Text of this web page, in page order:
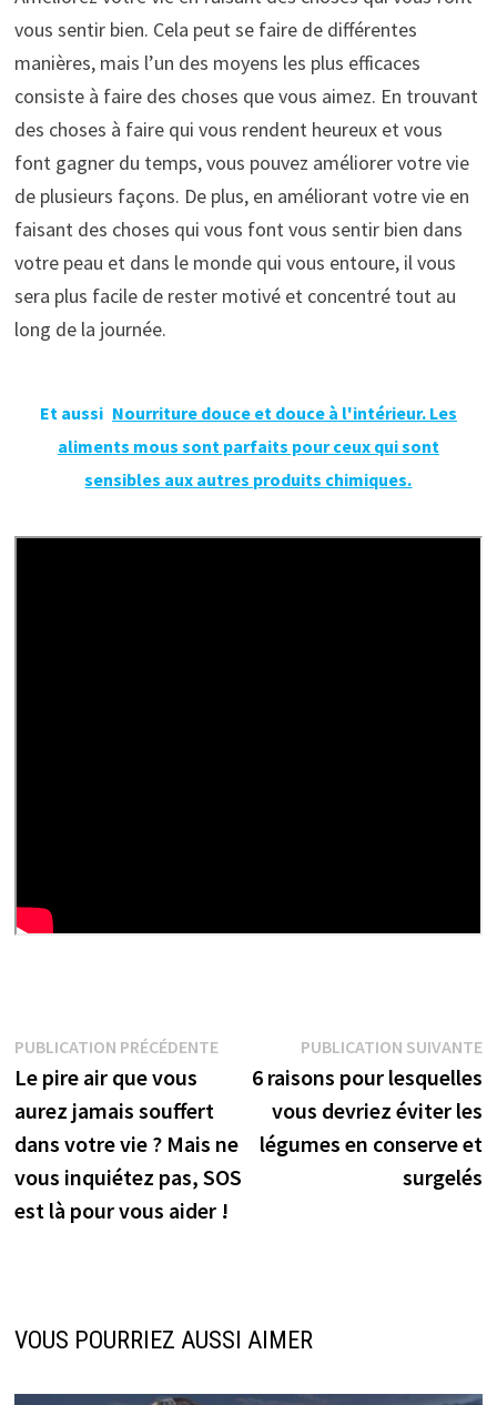
vous sentir bien. Cela peut se faire de différentes
manières, mais l’un des moyens les plus efficaces
consiste à faire des choses que vous aimez. En trouvant
des choses à faire qui vous rendent heureux et vous
font gagner du temps, vous pouvez améliorer votre vie
de plusieurs façons. De plus, en améliorant votre vie en
faisant des choses qui vous font vous sentir bien dans
votre peau et dans le monde qui vous entoure, il vous
sera plus facile de rester motivé et concentré tout au
long de la journée.
Et aussi Nourriture douce et douce à l'intérieur. Les
aliments mous sont parfaits pour ceux qui sont
sensibles aux autres produits chimiques.
Navigation
de
l’article
PUBLICATION PRÉCÉDENTEPublication
précédente :
Le pire air que vous
aurez jamais souffert
dans votre vie ? Mais ne
vous inquiétez pas, SOS
est là pour vous aider !
PUBLICATION SUIVANTE
6 raisons pour lesquelles
vous devriez éviter les
légumes en conserve et
surgelés
VOUS POURRIEZ AUSSI AIMER